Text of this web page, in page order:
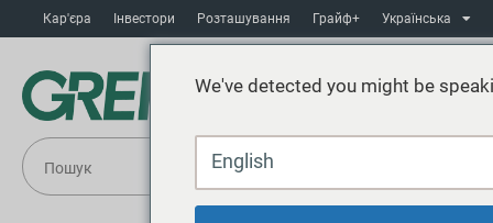
Кар'єра Інвестори Розташування Грайф+ Українська
We've detected you might be
English